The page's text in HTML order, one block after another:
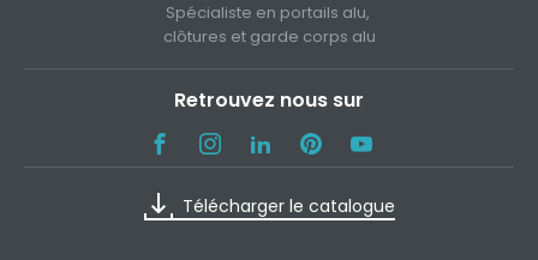
Spécialiste en portails alu,
clôtures et garde corps alu
Retrouvez nous sur
Télécharger le catalogue